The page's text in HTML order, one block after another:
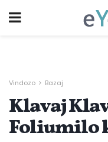
Vindozo Bazaj
Klavaj
Foliumilo